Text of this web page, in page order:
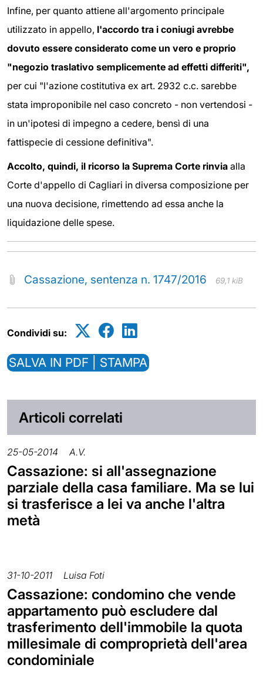
Infine, per quanto attiene all'argomento principale
utilizzato in appello, l'accordo tra i coniugi avrebbe
dovuto essere considerato come un vero e proprio
"negozio traslativo semplicemente ad effetti differiti",
per cui "l'azione costitutiva ex art. 2932 c.c. sarebbe
stata improponibile nel caso concreto - non vertendosi -
in un'ipotesi di impegno a cedere, bensì di una
fattispecie di cessione definitiva".
Accolto, quindi, il ricorso la Suprema Corte rinvia alla
Corte d'appello di Cagliari in diversa composizione per
una nuova decisione, rimettendo ad essa anche la
liquidazione delle spese.
Cassazione, sentenza n. 1747/2016 69,1 kiB
Condividi su:
SALVA IN PDF | STAMPA
Articoli correlati
25-05-2014 A.V.
Cassazione: si all'assegnazione
parziale della casa familiare. Ma se lui
si trasferisce a lei va anche l'altra
metà
31-10-2011 Luisa Foti
Cassazione: condomino che vende
appartamento può escludere dal
trasferimento dell'immobile la quota
millesimale di comproprietà dell'area
condominiale